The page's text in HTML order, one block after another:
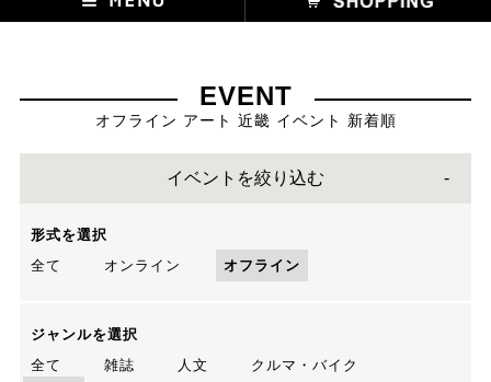
EVENT
オフライン アート 近畿 イベント 新着順
イベントを絞り込む
形式を選択
全て
オンライン オフライン
ジャンルを選択
全て
雑誌 人文
クルマ・バイク